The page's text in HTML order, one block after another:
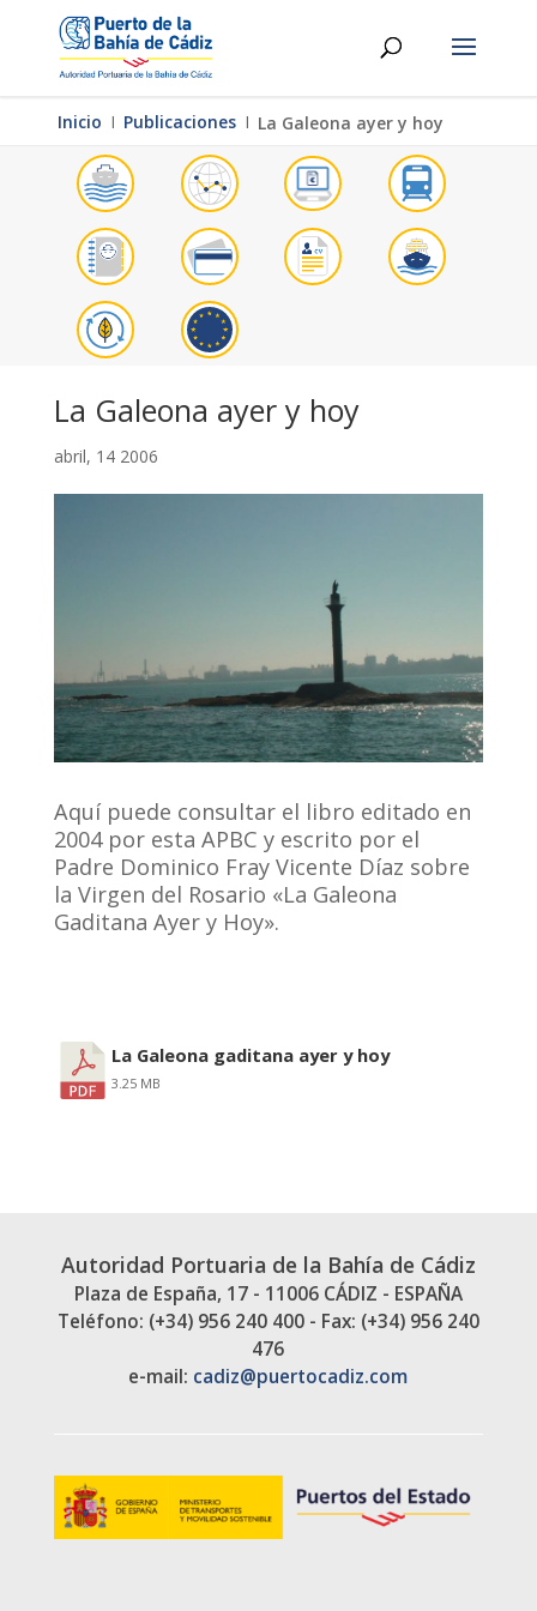
Inicio Ι Publicaciones Ι La Galeona ayer y hoy
La Galeona ayer y hoy
abril, 14 2006
Aquí puede consultar el libro editado en
2004 por esta APBC y escrito por el
Padre Dominico Fray Vicente Díaz sobre
la Virgen del Rosario «La Galeona
Gaditana Ayer y Hoy».
La Galeona gaditana ayer y hoy
3.25 MB
Autoridad Portuaria de la Bahía de Cádiz
Plaza de España, 17 - 11006 CÁDIZ - ESPAÑA
Teléfono: (+34) 956 240 400 - Fax: (+34) 956 240
476
e-mail: cadiz@puertocadiz.com